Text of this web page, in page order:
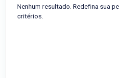
Nenhum resultado. Redefina sua
critérios.